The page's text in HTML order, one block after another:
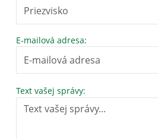
E-mailová adresa:
Text vašej správy: